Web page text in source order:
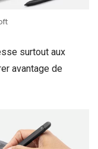
surtout aux
avantage de